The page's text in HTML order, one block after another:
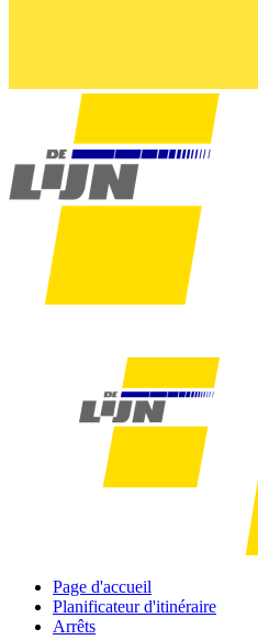
Page d'accueil
Planificateur d'itinéraire
Arrêts